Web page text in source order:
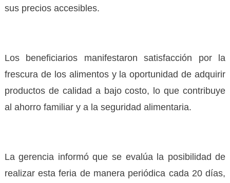
sus precios accesibles.
Los beneficiarios manifestaron satisfacción por la
frescura de los alimentos y la oportunidad de adquirir
productos de calidad a bajo costo, lo que contribuye
al ahorro familiar y a la seguridad alimentaria.
La gerencia informó que se evalúa la posibilidad de
realizar esta feria de manera periódica cada 20 días,